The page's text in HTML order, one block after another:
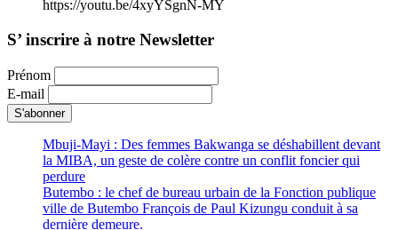
https://youtu.be/4xyYSgnN-MY
S’ inscrire à notre Newsletter
Prénom
E-mail
Mbuji-Mayi : Des femmes Bakwanga se déshabillent devant
la MIBA, un geste de colère contre un conflit foncier qui
perdure
Butembo : le chef de bureau urbain de la Fonction publique
ville de Butembo François de Paul Kizungu conduit à sa
dernière demeure.